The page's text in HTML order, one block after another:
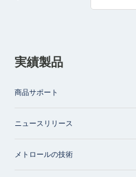
実績製品
商品サポート
ニュースリリース
メトロールの技術